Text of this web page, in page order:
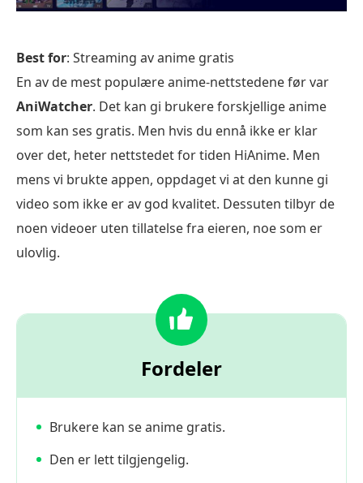
Best for: Streaming av anime gratis
En av de mest populære anime-nettstedene før var
AniWatcher. Det kan gi brukere forskjellige anime
som kan ses gratis. Men hvis du ennå ikke er klar
over det, heter nettstedet for tiden HiAnime. Men
mens vi brukte appen, oppdaget vi at den kunne gi
video som ikke er av god kvalitet. Dessuten tilbyr de
noen videoer uten tillatelse fra eieren, noe som er
ulovlig.
Fordeler
Brukere kan se anime gratis.
Den er lett tilgjengelig.